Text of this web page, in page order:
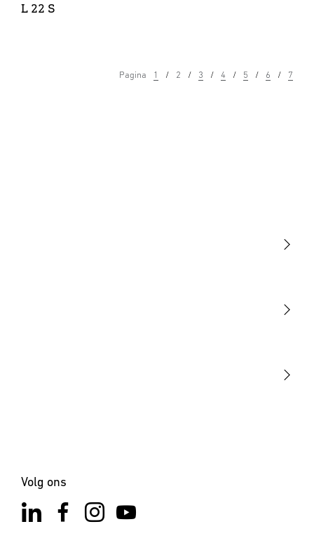
L 22 S
Pagina 1 2 3 4 5 6 7
Volg ons